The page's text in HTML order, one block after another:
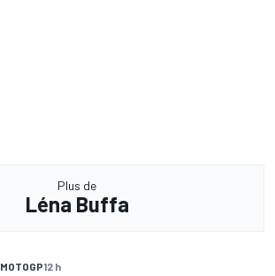
Plus de
Léna Buffa
MOTOGP12 h